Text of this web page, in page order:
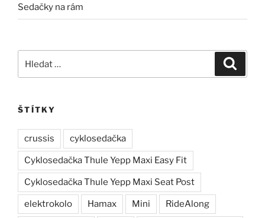
Sedačky na rám
ŠTÍTKY
crussis cyklosedačka
Cyklosedačka Thule Yepp Maxi Easy Fit
Cyklosedačka Thule Yepp Maxi Seat Post
elektrokolo Hamax Mini RideAlong